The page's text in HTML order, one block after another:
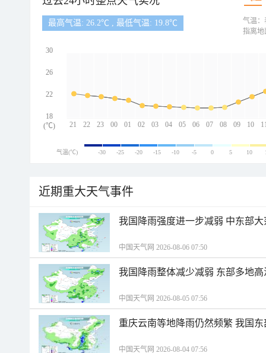
最高气温: 26.2℃ , 最低气温: 19.8℃
21 22 23 00 01 02 03 04 05 06 07 08 09 10
30
26
22
18
(℃)
气温：
指离地
气温(℃) -30 -25 -20 -15 -10 -5 0 5 10
近期重大天气事件
我国降雨强度进一步减弱 中东部
中国天气网 2026-08-06 07:50
我国降雨整体减少减弱 东部多地
中国天气网 2026-08-05 07:56
重庆云南等地降雨仍然频繁 我国
中国天气网 2026-08-04 07:56